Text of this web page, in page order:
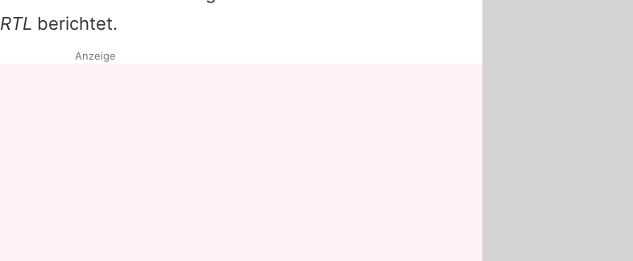
Datenschutzerklärung
Nutzungsbedingungen
RTL berichtet.
Anzeige